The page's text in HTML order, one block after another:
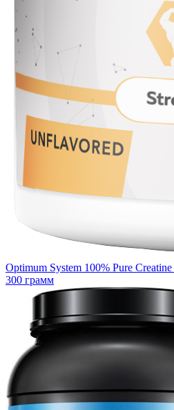
Optimum System 100% Pure
300 грамм